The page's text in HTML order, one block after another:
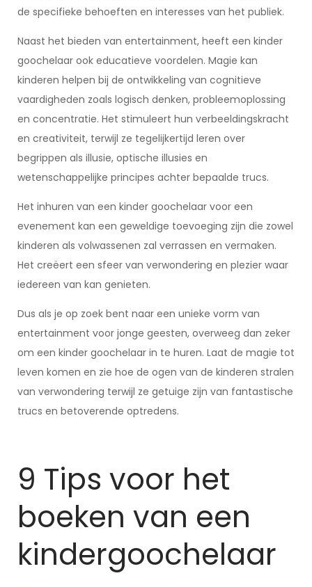
de specifieke behoeften en interesses van het publiek.
Naast het bieden van entertainment, heeft een kinder
goochelaar ook educatieve voordelen. Magie kan
kinderen helpen bij de ontwikkeling van cognitieve
vaardigheden zoals logisch denken, probleemoplossing
en concentratie. Het stimuleert hun verbeeldingskracht
en creativiteit, terwijl ze tegelijkertijd leren over
begrippen als illusie, optische illusies en
wetenschappelijke principes achter bepaalde trucs.
Het inhuren van een kinder goochelaar voor een
evenement kan een geweldige toevoeging zijn die zowel
kinderen als volwassenen zal verrassen en vermaken.
Het creëert een sfeer van verwondering en plezier waar
iedereen van kan genieten.
Dus als je op zoek bent naar een unieke vorm van
entertainment voor jonge geesten, overweeg dan zeker
om een kinder goochelaar in te huren. Laat de magie tot
leven komen en zie hoe de ogen van de kinderen stralen
van verwondering terwijl ze getuige zijn van fantastische
trucs en betoverende optredens.
9 Tips voor het
boeken van een
kindergoochelaar